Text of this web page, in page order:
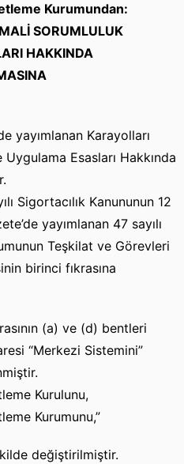
Kurumundan:
SORUMLULUK
HAKKINDA
yayımlanan Karayolları
Esasları Hakkında
Sigortacılık Kanununun 12
yayımlanan 47 sayılı
Teşkilat ve Görevleri
birinci fıkrasına
(a) ve (d) bentleri
“Merkezi Sistemini”
Kurulunu,
Kurumunu,”
değiştirilmiştir.